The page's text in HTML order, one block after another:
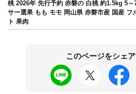
桃 2026年 先行予約 赤磐の 白桃 約1.5kg 5
サー選果 もも モモ 岡山県 赤磐市産 国産 フ
ト 果肉
このページをシェ